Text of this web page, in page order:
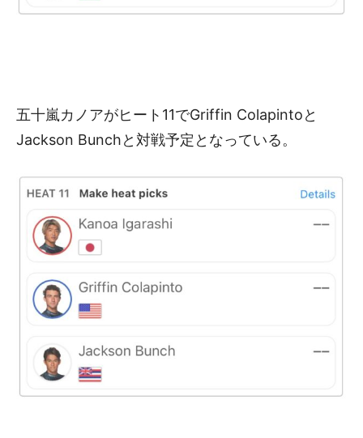
五十嵐カノアがヒート11でGriffin Colapintoと
Jackson Bunchと対戦予定となっている。